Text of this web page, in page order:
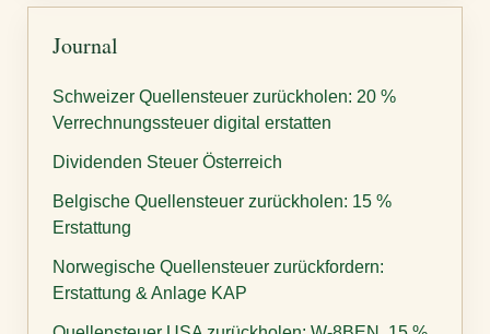
Journal
Schweizer Quellensteuer zurückholen: 20 %
Verrechnungssteuer digital erstatten
Dividenden Steuer Österreich
Belgische Quellensteuer zurückholen: 15 %
Erstattung
Norwegische Quellensteuer zurückfordern:
Erstattung & Anlage KAP